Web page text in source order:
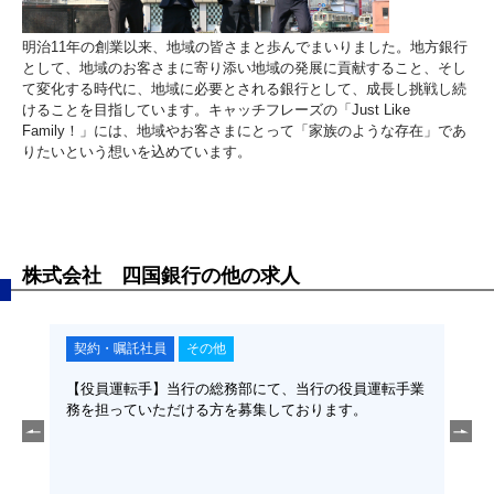
明治11年の創業以来、地域の皆さまと歩んでまいりました。地方銀行
として、地域のお客さまに寄り添い地域の発展に貢献すること、そし
て変化する時代に、地域に必要とされる銀行として、成長し挑戦し続
けることを目指しています。キャッチフレーズの「Just Like
Family！」には、地域やお客さまにとって「家族のような存在」であ
りたいという想いを込めています。
株式会社 四国銀行の他の求人
契約・嘱託社員 専門職（士業・金融・不動産）
【債権管理・回収業務】当行の融資支援部で、金融専門
職として銀行の債権管理・回収業務をお任せします◆正
ます